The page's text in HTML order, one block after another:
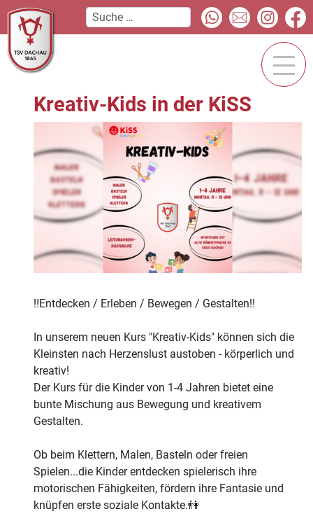
Kreativ-Kids in der KiSS
‼️Entdecken / Erleben / Bewegen / Gestalten‼️
In unserem neuen Kurs "Kreativ-Kids" können sich die
Kleinsten nach Herzenslust austoben - körperlich und
kreativ!
Der Kurs für die Kinder von 1-4 Jahren bietet eine
bunte Mischung aus Bewegung und kreativem
Gestalten.
Ob beim Klettern, Malen, Basteln oder freien
Spielen...die Kinder entdecken spielerisch ihre
motorischen Fähigkeiten, fördern ihre Fantasie und
knüpfen erste soziale Kontakte.👫